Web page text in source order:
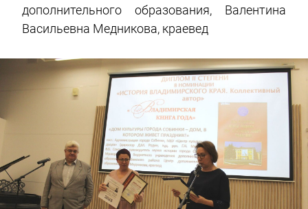
дополнительного образования, Валентина
Васильевна Медникова, краевед